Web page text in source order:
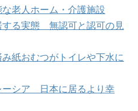
老人ホーム・介護施設
する実態 無認可と認可の見
紙おむつがトイレや下水に
ーシア 日本に居るより幸